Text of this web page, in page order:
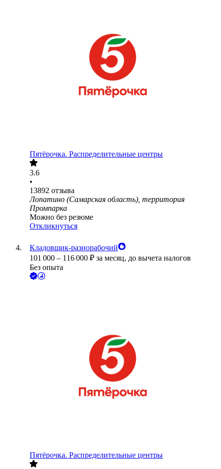
Пятёрочка. Распределительные центры
3.6
•
13892 отзыва
Лопатино (Самарская область), территория
Промпарка
Можно без резюме
Откликнуться
Кладовщик-разнорабочий
101 000 – 116 000 ₽ за месяц, до вычета налогов
Без опыта
Пятёрочка. Распределительные центры